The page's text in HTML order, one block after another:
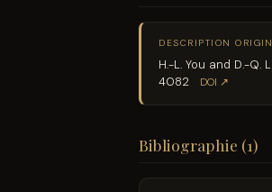
DESCRIPTION
H.-L. You and D.-
4082
DOI ↗
Bibliographie (1)